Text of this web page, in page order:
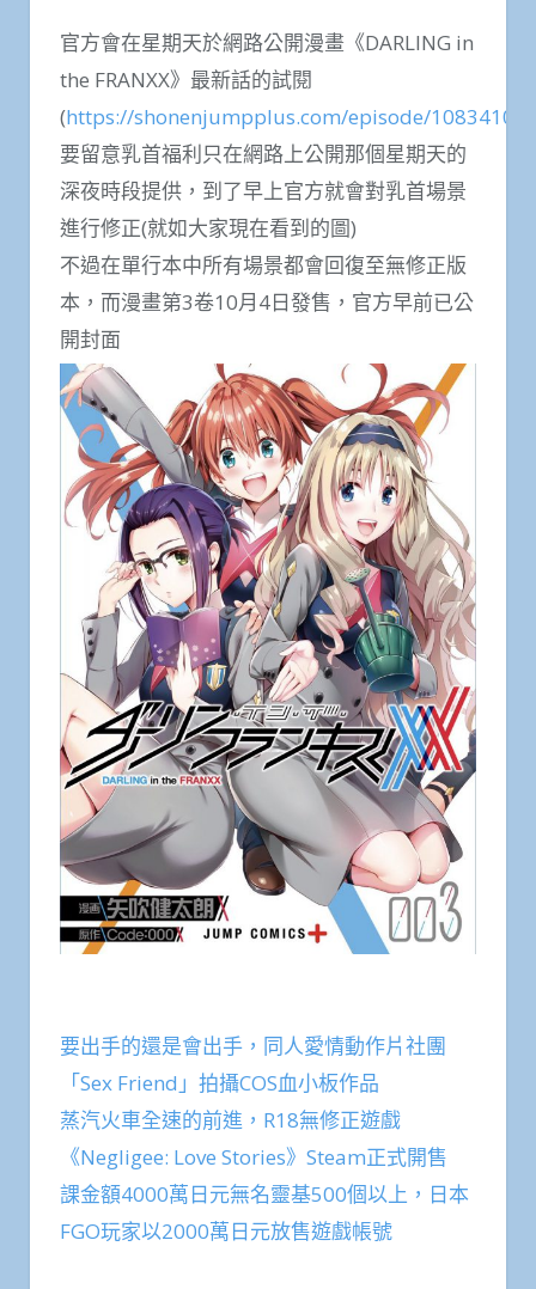
官方會在星期天於網路公開漫畫《DARLING in
the FRANXX》最新話的試閱
(https://shonenjumpplus.com/episode/
要留意乳首福利只在網路上公開那個星期天的
深夜時段提供，到了早上官方就會對乳首場景
進行修正(就如大家現在看到的圖)
不過在單行本中所有場景都會回復至無修正版
本，而漫畫第3卷10月4日發售，官方早前已公
開封面
要出手的還是會出手，同人愛情動作片社團
「Sex Friend」拍攝COS血小板作品
蒸汽火車全速的前進，R18無修正遊戲
《Negligee: Love Stories》Steam正式開售
課金額4000萬日元無名靈基500個以上，日本
FGO玩家以2000萬日元放售遊戲帳號